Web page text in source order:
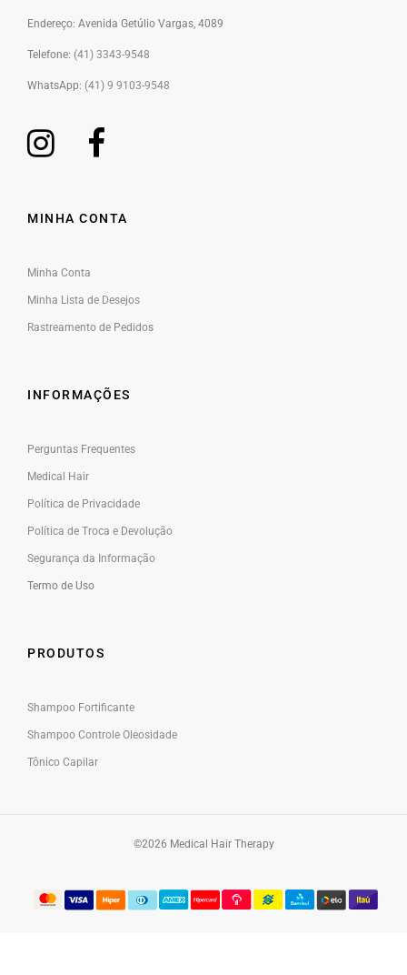
Endereço: Avenida Getúlio Vargas, 4089
Telefone: (41) 3343-9548
WhatsApp: (41) 9 9103-9548
MINHA CONTA
Minha Conta
Minha Lista de Desejos
Rastreamento de Pedidos
INFORMAÇÕES
Perguntas Frequentes
Medical Hair
Política de Privacidade
Política de Troca e Devolução
Segurança da Informação
Termo de Uso
PRODUTOS
Shampoo Fortificante
Shampoo Controle Oleosidade
Tônico Capilar
©2026 Medical Hair Therapy